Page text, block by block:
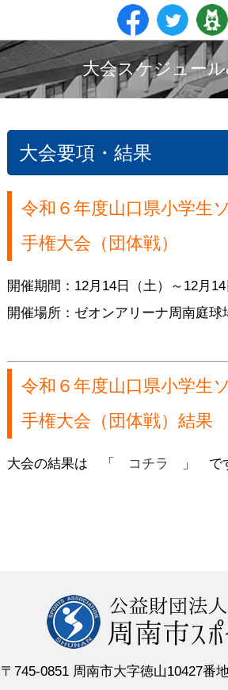
大会スケジュー
大会要項・結果
令和６年度山口県小学生
手権大会（団体戦）
開催期間：12月14日（土）～12月14
開催場所：ゼオンアリーナ周南庭球
令和６年度山口県小学生
手権大会（団体戦）結果
大会の結果は 「 コチラ 」 で
〒745-0851 周南市大字徳山10427番